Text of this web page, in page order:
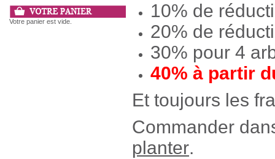
Votre panier est vide.
10% de
20% de
30% pour 4
40% à partir
Et toujours les
Commander
planter.